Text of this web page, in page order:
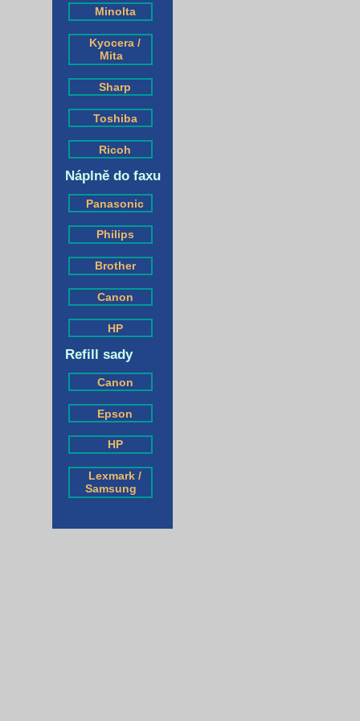
Minolta
Kyocera /
Mita
Sharp
Toshiba
Ricoh
Náplně do faxu
Panasonic
Philips
Brother
Canon
HP
Refill sady
Canon
Epson
HP
Lexmark /
Samsung